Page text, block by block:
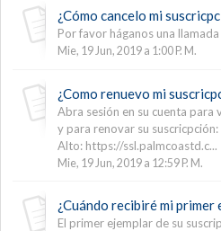
¿Cómo cancelo mi
Por favor háganos una
Mie, 19 Jun, 2019 a 1:00 P. M.
¿Como renuevo mi
Abra sesión en su cuenta para
y para renovar su
Alto: https://ssl.palmcoastd.c...
Mie, 19 Jun, 2019 a 12:59 P. M.
¿Cuándo recibiré mi primer
El primer ejemplar de su